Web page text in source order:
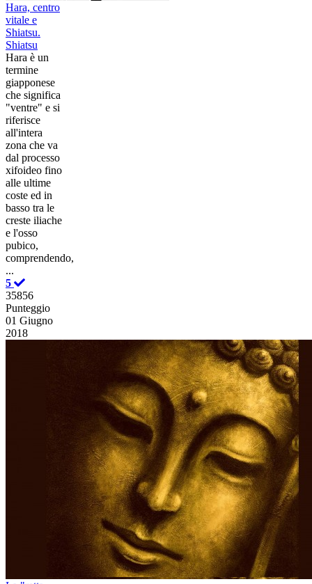
Hara, centro
vitale e
Shiatsu.
Shiatsu
Hara è un
termine
giapponese
che significa
"ventre" e si
riferisce
all'intera
zona che va
dal processo
xifoideo fino
alle ultime
coste ed in
basso tra le
creste iliache
e l'osso
pubico,
comprendendo,
...
5
35856
Punteggio
01 Giugno
2018